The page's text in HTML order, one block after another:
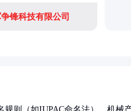
锋科技有限公司